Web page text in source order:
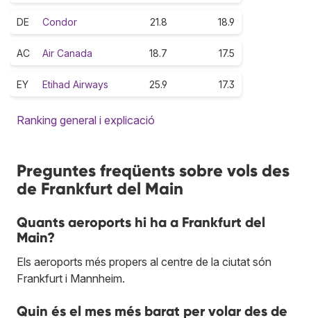
DE Condor 21.8 18.9
AC Air Canada 18.7 17.5
EY Etihad Airways 25.9 17.3
Ranking general i explicació
Preguntes freqüents sobre vols des
de Frankfurt del Main
Quants aeroports hi ha a Frankfurt del
Main?
Els aeroports més propers al centre de la ciutat són
Frankfurt i Mannheim.
Quin és el mes més barat per volar des de